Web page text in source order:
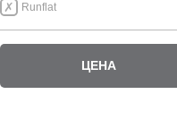
Runflat
ЦЕНА